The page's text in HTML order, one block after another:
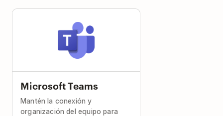
Microsoft Teams
Mantén la conexión y
organización del equipo para